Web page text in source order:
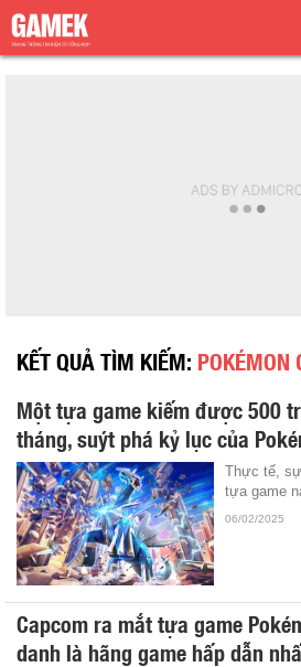
KẾT QUẢ TÌM KIẾM: POKÉMON
Một tựa game kiếm được 500
tháng, suýt phá kỷ lục của
Thực tế,
tựa game
06/02/2025
Capcom ra mắt tựa game
danh là hãng game hấp dẫn